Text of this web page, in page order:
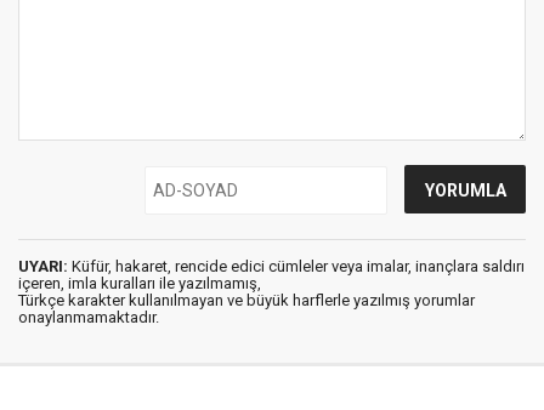
UYARI: Küfür, hakaret, rencide edici cümleler veya imalar, inançlara saldırı
içeren, imla kuralları ile yazılmamış,
Türkçe karakter kullanılmayan ve büyük harflerle yazılmış yorumlar
onaylanmamaktadır.